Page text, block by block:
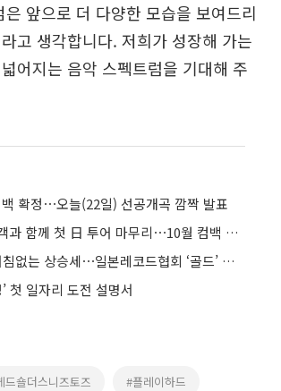
앞으로 더 다양한 모습을 보여드리
고 생각합니다. 저희가 성장해 가는
어지는 음악 스펙트럼을 기대해 주
확정⋯오늘(22일) 선공개곡 깜짝 발표
투어스, 5만 관객과 함께 첫 日 투어 마무리⋯10월 컴백 깜짝 예고
투어스, 日서 거침없는 상승세⋯일본레코드협회 ‘골드’ 획득
첫 일자리 도전 설명서
드숄더스니즈토즈 #플레이하드